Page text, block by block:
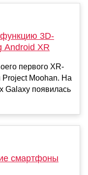
3D-
Android XR
первого XR-
Moohan. На
Galaxy появилась
смартфоны